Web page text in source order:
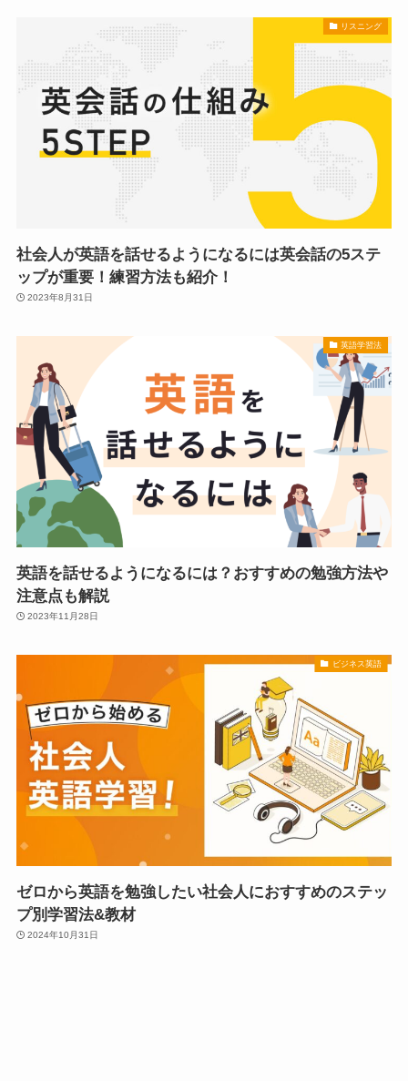
リスニング
社会人が英語を話せるようになるには英会話の5ステ
ップが重要！練習方法も紹介！
2023年8月31日
英語学習法
英語を話せるようになるには？おすすめの勉強方法や
注意点も解説
2023年11月28日
ビジネス英語
ゼロから英語を勉強したい社会人におすすめのステッ
プ別学習法&教材
2024年10月31日